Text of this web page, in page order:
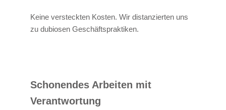
Keine versteckten Kosten. Wir distanzierten uns
zu dubiosen Geschäftspraktiken.
Schonendes Arbeiten mit
Verantwortung